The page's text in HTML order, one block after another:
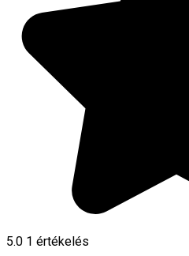
5.0 1 értékelés